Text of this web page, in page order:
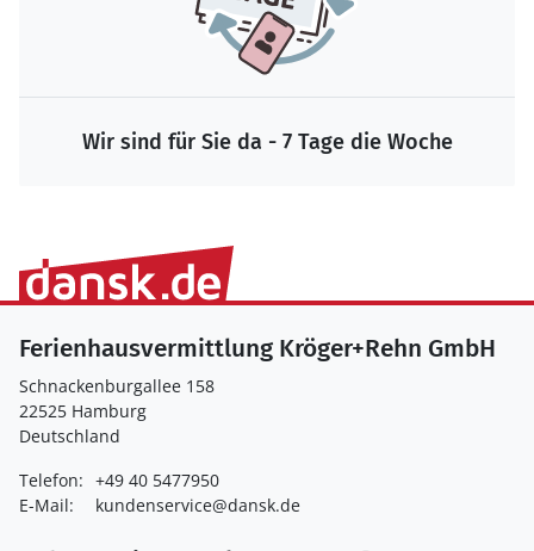
Wir sind für Sie da - 7 Tage die Woche
Ferienhausvermittlung Kröger+Rehn GmbH
Schnackenburgallee 158
22525 Hamburg
Deutschland
Telefon: +49 40 5477950
E-Mail:
kundenservice@dansk.de